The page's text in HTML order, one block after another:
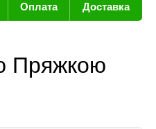
Оплата Доставка
Пряжкою